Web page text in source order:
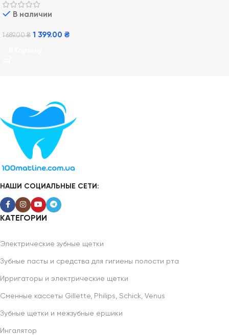
В наличии
1 689.00₴ 1 399.00 ₴
НАШИ СОЦИАЛЬНЫЕ СЕТИ:
КАТЕГОРИИ
Электрические зубные щетки
Зубные пасты и средства для гигиены полости рта
Ирригаторы и электрические щетки
Сменные кассеты Gillette, Philips, Schick, Venus
Зубные щетки и межзубные ершики
Ингалятор